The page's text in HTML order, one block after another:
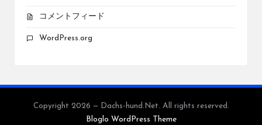
コメントフィード
WordPress.org
Copyright 2026 — Dachs-hund.Net. All rights reserved.
Bloglo WordPress Theme